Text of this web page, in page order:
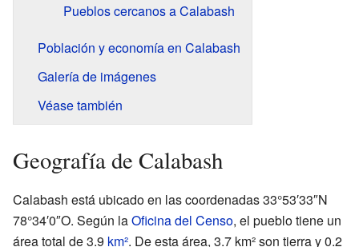
Pueblos cercanos a Calabash
Población y economía en Calabash
Galería de imágenes
Véase también
Geografía de Calabash
Calabash está ubicado en las coordenadas 33°53′33″N
78°34′0″O. Según laOficina del Censo, el pueblo tiene un
área total de 3.9 km². De esta área, 3.7 km² son tierra y 0.2